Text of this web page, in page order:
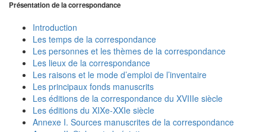
Présentation de la correspondance
Introduction
Les temps de la correspondance
Les personnes et les thèmes de la correspondance
Les lieux de la correspondance
Les raisons et le mode d’emploi de l’inventaire
Les principaux fonds manuscrits
Les éditions de la correspondance du XVIIIe siècle
Les éditions du XIXe-XXIe siècle
Annexe I. Sources manuscrites de la correspondance